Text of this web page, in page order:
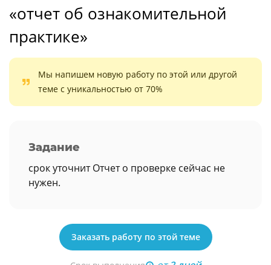
«отчет об ознакомительной
практике»
Мы напишем новую работу по этой или другой
теме с уникальностью от 70%
Задание
срок уточнит Отчет о проверке сейчас не
нужен.
Заказать работу по этой теме